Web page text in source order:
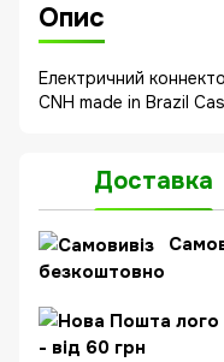
Опис
Електричний
CNH made in Brazil
Доставка
безкоштовно
- від 60 грн